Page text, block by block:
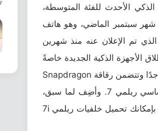
الأحدث للفئة المتوسطة،
سبتمبر الماضي، وهو هاتف
الذي تم الإعلان عنه منذ شهرين
الأجهزة الذكية الجديدة خاصةً
للفئة المتوسطة. على كلٍ، ريلمي 7i الجديد جاء بمواصفات جيدة جدًا وتتضمن رقاقة Snapdragon
662، شحن سريع، بالإضافة إلى تصميم جذاب مثل إصداره الأساسي ريلمي 7. وأضِف لما سبق،
الجوال الجديد جاء كذلك مع عِدة خلفيات رسمية جديدة. لذا، الآن بإمكانك تحميل خلفيات ريلمي 7i